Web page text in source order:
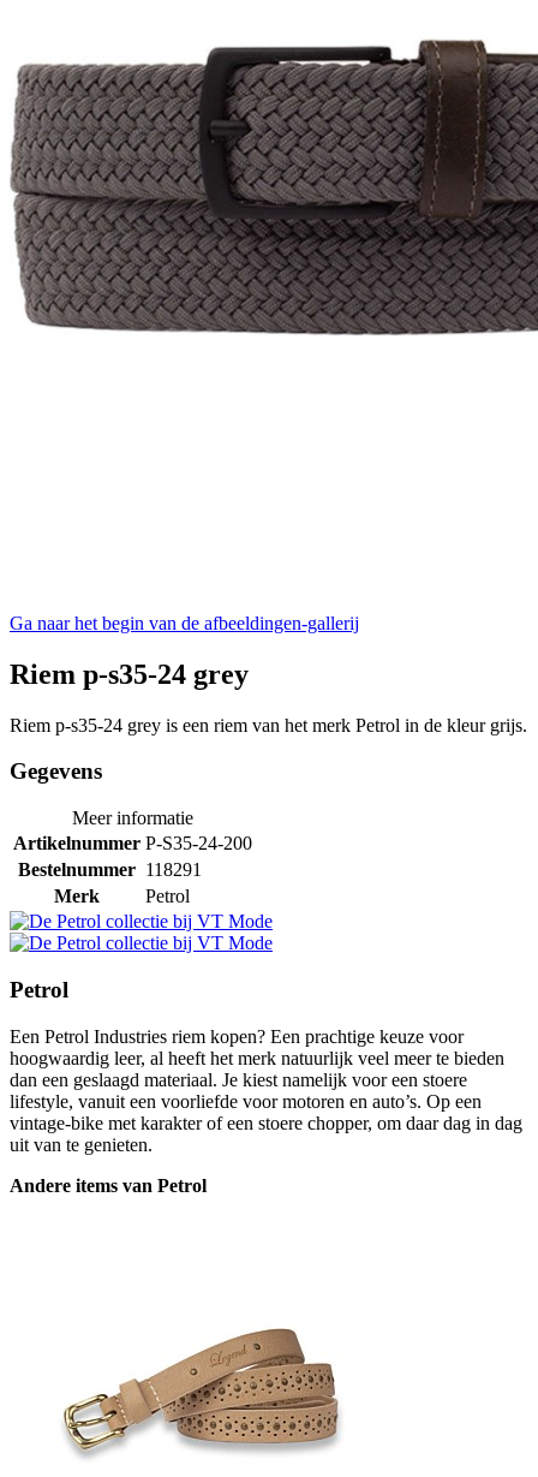
Ga naar het begin van de afbeeldingen-gallerij
Riem p-s35-24 grey
Riem p-s35-24 grey is een riem van het merk Petrol in de kleur grijs.
Gegevens
Meer informatie
Artikelnummer P-S35-24-200
Bestelnummer 118291
Merk
Petrol
Petrol
Een Petrol Industries riem kopen? Een prachtige keuze voor
hoogwaardig leer, al heeft het merk natuurlijk veel meer te bieden
dan een geslaagd materiaal. Je kiest namelijk voor een stoere
lifestyle, vanuit een voorliefde voor motoren en auto’s. Op een
vintage-bike met karakter of een stoere chopper, om daar dag in dag
uit van te genieten.
Andere items van Petrol